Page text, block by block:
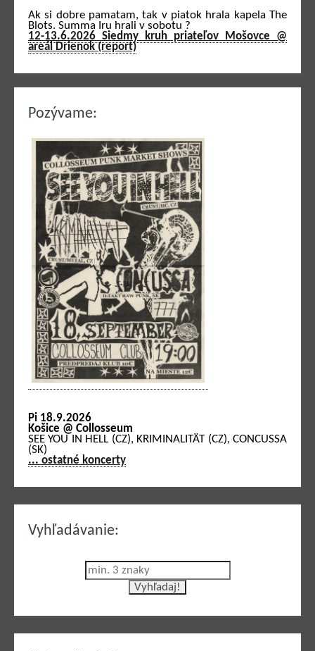
Ak si dobre pamatam, tak v piatok hrala kapela The
Blots. Summa Iru hrali v sobotu ?
12-13.6.2026 Siedmy kruh priateľov Mošovce @
areál Drienok (report)
Pozývame:
Pi 18.9.2026
Košice @ Collosseum
SEE YOU IN HELL (CZ), KRIMINALITÄT (CZ), CONCUSSA
(SK)
... ostatné koncerty
Vyhľadávanie: